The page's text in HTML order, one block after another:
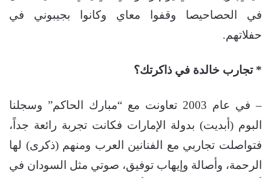
في الحصاحيصا وقفوا معاي وكانوا بجيبوني في
حفلاتهم.
* تجارب خالدة في ذاكرتك؟
– في عام 2003 تعاونت مع “مبارك الحاكم” وسجلنا
البوم (أبديت) بدولة الإمارات فكانت تجربة رائعة جداً،
فتواصلت تجاربي مع الفنانين العرب ومنهم (ذكرى) لها
الرحمة، وأصالة وإيهاب توفيق، صوتي مثل السودان في